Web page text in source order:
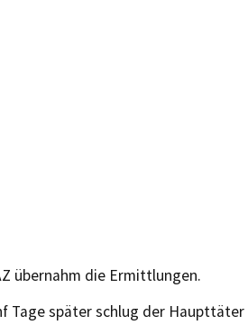
übernahm die Ermittlungen.
Tage später schlug der